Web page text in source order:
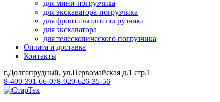
для мини-погрузчика
для экскаватора-погрузчика
для фронтального погрузчика
для экскаватора
для телескопического погрузчика
Оплата и доставка
Контакты
г.Долгопрудный, ул.Первомайская д.1 стр.1
8-499-391-66-078-929-626-35-56